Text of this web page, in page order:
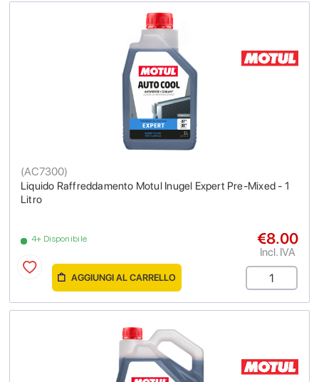
Liquido Raffreddamento Motul Inugel Expert Pre-Mixed - 1
Litro
(AC7300)
4+ Disponibile €8.00
Incl. IVA
AGGIUNGI AL CARRELLO